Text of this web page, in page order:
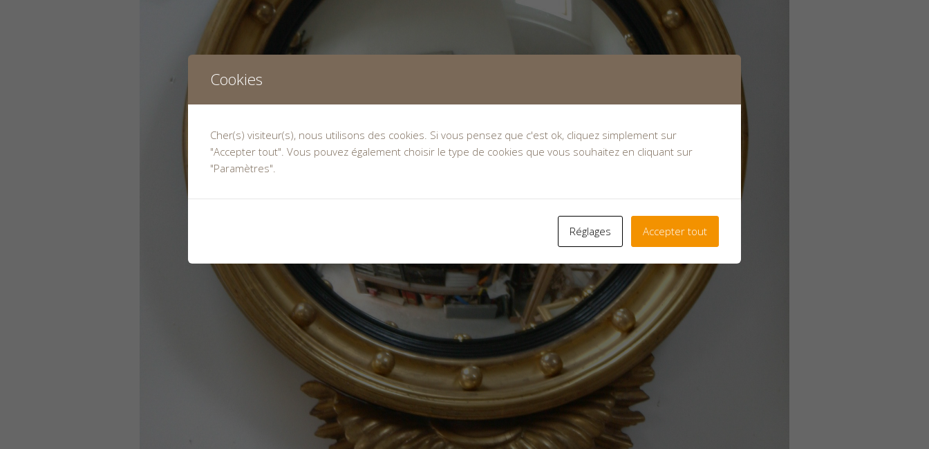
Cookies
Cher(s) visiteur(s), nous utilisons des cookies. Si vous pensez que c'est ok, cliquez simplement sur
"Accepter tout". Vous pouvez également choisir le type de cookies que vous souhaitez en cliquant sur
"Paramètres".
Réglages Accepter tout